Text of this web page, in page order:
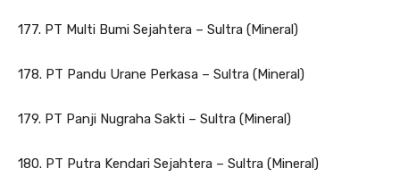
177. PT Multi Bumi Sejahtera – Sultra (Mineral)
178. PT Pandu Urane Perkasa – Sultra (Mineral)
179. PT Panji Nugraha Sakti – Sultra (Mineral)
180. PT Putra Kendari Sejahtera – Sultra (Mineral)